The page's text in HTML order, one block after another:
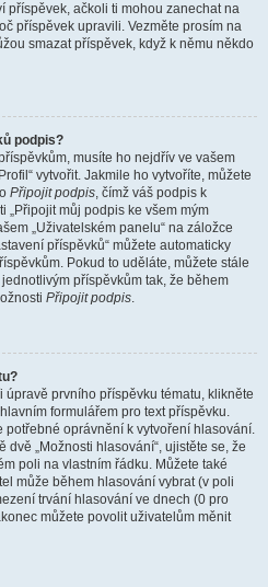
příspěvek, ačkoli ti mohou zanechat na
příspěvek upravili. Vezměte prosím na
smazat příspěvek, když k němu někdo
podpis?
musíte ho nejdřív ve vašem
vytvořit. Jakmile ho vytvoříte, můžete
Připojit podpis, čímž váš podpis k
„Připojit můj podpis ke všem mým
„Uživatelském panelu“ na záložce
příspěvků“ můžete automaticky
Pokud to uděláte, můžete stále
příspěvkům tak, že během
Připojit podpis.
prvního příspěvku tématu, klikněte
formulářem pro text příspěvku.
potřebné oprávnění k vytvoření hlasování.
dvě „Možnosti hlasování“, ujistěte se, že
poli na vlastním řádku. Můžete také
může během hlasování vybrat (v poli
trvání hlasování ve dnech (0 pro
můžete povolit uživatelům měnit